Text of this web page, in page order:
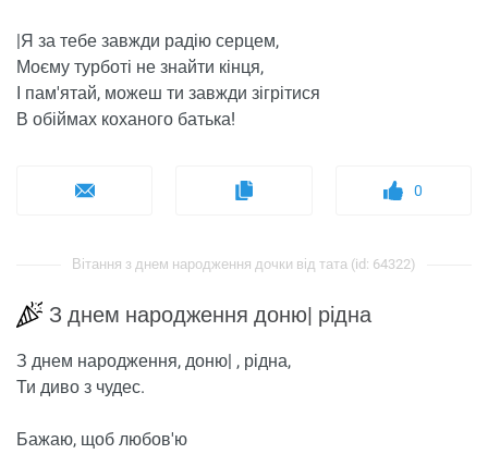
|Я за тебе завжди радію серцем,
Моєму турботі не знайти кінця,
І пам'ятай, можеш ти завжди зігрітися
В обіймах коханого батька!
0
Вітання з днем ​​народження дочки від тата (id: 64322)
З днем ​​народження доню| рідна
З днем ​​народження, доню| , рідна,
Ти диво з чудес.
Бажаю, щоб любов'ю